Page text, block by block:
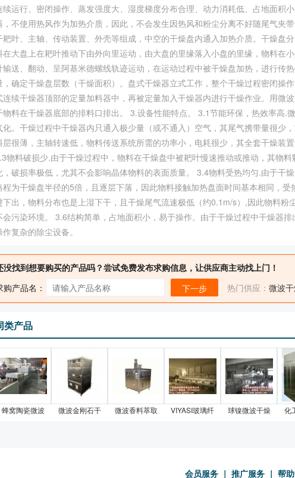
续运行、密闭操作、蒸发强度大、湿度梯度分布合理、动力消耗低、占地面积
，不使用热风作为加热介质，因此，不会发生因热风和粉尘分离不好随尾气夹
耙叶、主轴、传动装置、外壳等组成，中空的干燥盘内通入加热介质。干燥盘
在大盘上在耙叶推动下由外向里运动，由大盘的里缘落入小盘的里缘，物料在
输送、翻动、呈阿基米德螺线轨迹运动，在运动过程中被干燥盘加热，进行传
，确定干燥盘层数（干燥面积）。盘式干燥器立式工作，整个干燥过程密闭操
连续干燥器顶部的定量加料器中，再被定量加入干燥器内进行干燥作业。用微
物料在干燥器底部的排料口排出。 3.设备性能特点。 3.1节能环保，热效率高.
化。干燥过程中干燥器内只通入极少量（或不通入）空气，其尾气携带量很少
层很薄，主轴转速低，物料传送系统所需的功率小，电耗很少，其全套干燥装
物料破损少.由于干燥过程中，物料在干燥盘中被耙叶慢速推动或推动，其物
，破损率极低，尤其不会影响晶体物料的表面质量。 3.4物料受热均匀.由于干
程为干燥盘半径的5倍，且逐层下落，因此物料接触加热盘面时间基本相同，
下出，物料分布也是上湿下干，且干燥尾气流速极低（约0.1m/s）,因此物料
会污染环境。 3.6结构简单，占地面积小，易于操作。由于干燥过程中干燥器
作复杂的除尘设备。
没找到想要购买的产品吗？尝试免费发布求购信息，让供应商主动找上门！
购产品名：
下一步 热门供应： 微波
类产品
蜂窝陶瓷微波 微波金刚石干 微波香料萃取 VIYASI玻璃纤 球镍微波干燥 化
会员服务 ｜ 推广服务 ｜ 帮